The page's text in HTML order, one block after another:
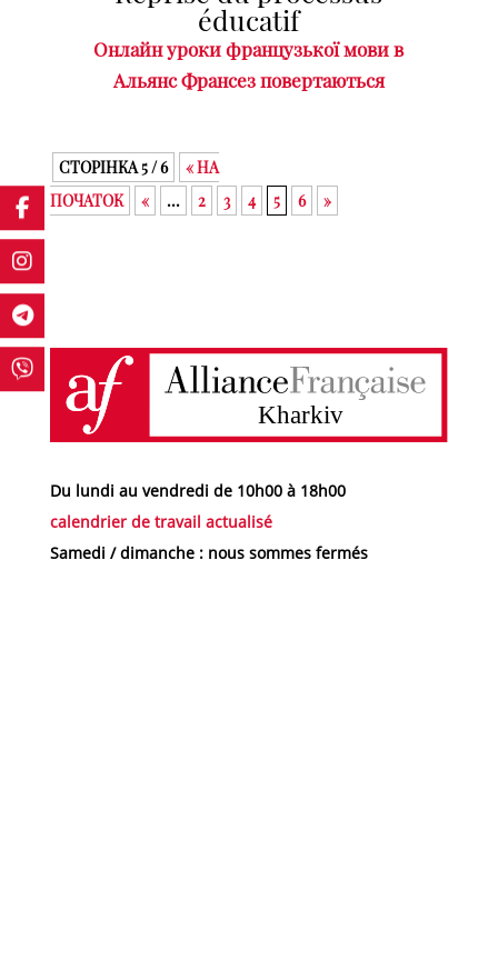
éducatif
Онлайн уроки французької мови в
Альянс Франсез повертаються
СТОРІНКА 5 / 6
« НА
ПОЧАТОК
« ... 2 3 4 5 6 »
Du lundi au vendredi de 10h00 à 18h00
calendrier de travail actualisé
Samedi / dimanche : nous sommes fermés